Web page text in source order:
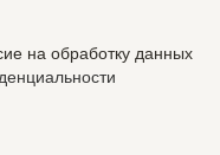
на обработку данных